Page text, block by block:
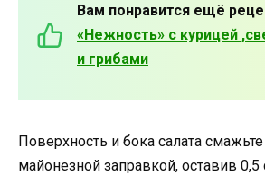
Вам понравится ещё
«Нежность» с курицей
и грибами
Поверхность и бока салата
майонезной заправкой, оставив